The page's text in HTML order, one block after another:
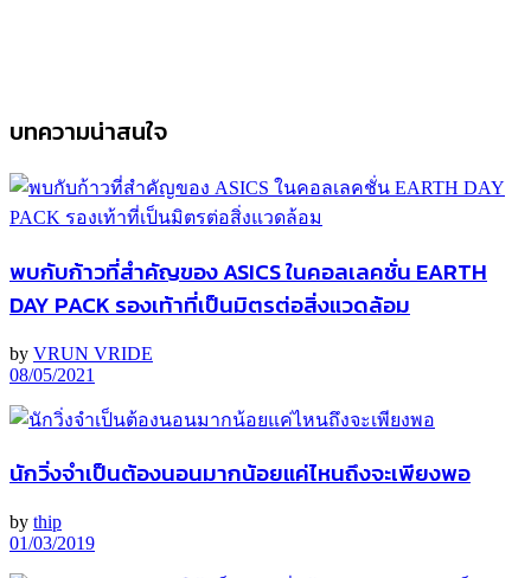
บทความน่าสนใจ
พบกับก้าวที่สำคัญของ ASICS ในคอลเลคชั่น EARTH
DAY PACK รองเท้าที่เป็นมิตรต่อสิ่งแวดล้อม
by VRUN VRIDE
08/05/2021
นักวิ่งจำเป็นต้องนอนมากน้อยแค่ไหนถึงจะเพียงพอ
by thip
01/03/2019